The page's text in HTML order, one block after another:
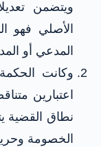
ويتضمن
الأصلي فهو
المدعي أو
وكانت
اعتبارين
نطاق القضية
الخصومة